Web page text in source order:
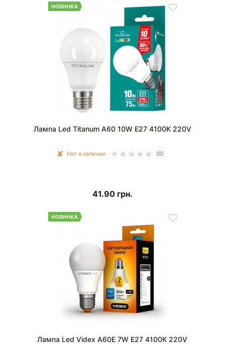
Лампа Led Titanum A60 10W E27 4100K 220V
Нет в наличии (0)
41.90 грн.
Лампа Led Videx A60E 7W E27 4100K 220V